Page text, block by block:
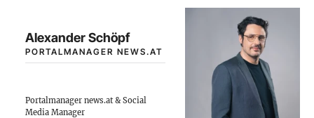
Alexander Schöpf
PORTALMANAGER NEWS.AT
Portalmanager news.at & Social
Media Manager